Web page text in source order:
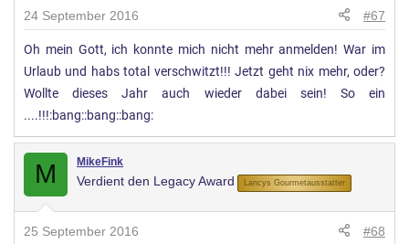
24 September 2016 #67
Oh mein Gott, ich konnte mich nicht mehr anmelden! War im
Urlaub und habs total verschwitzt!!! Jetzt geht nix mehr, oder?
Wollte dieses Jahr auch wieder dabei sein! So ein
....!!!:bang::bang::bang:
M MikeFink
Verdient den Legacy Award Lancys Gourmetausstatter
25 September 2016 #68